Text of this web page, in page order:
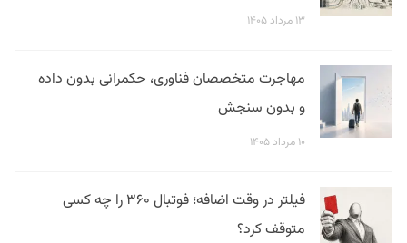
۱۳ مرداد ۱۴۰۵
مهاجرت متخصصان فناوری، حکمرانی بدون داده
و بدون سنجش
۱۰ مرداد ۱۴۰۵
فیلتر در وقت اضافه؛ فوتبال ۳۶۰ را چه کسی
متوقف کرد؟